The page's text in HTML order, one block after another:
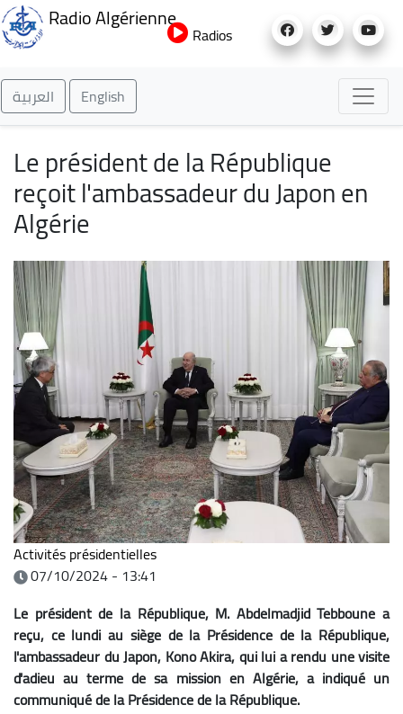
au
Radio Algérienne
Radios
العربية English
Le président de la République
reçoit l'ambassadeur du Japon en
Algérie
Activités présidentielles
07/10/2024 - 13:41
Le président de la République, M. Abdelmadjid Tebboune a
reçu, ce lundi au siège de la Présidence de la République,
l'ambassadeur du Japon, Kono Akira, qui lui a rendu une visite
d'adieu au terme de sa mission en Algérie, a indiqué un
communiqué de la Présidence de la République.